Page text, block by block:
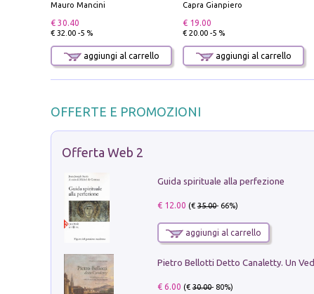
Mauro Mancini
€ 30.40
€ 32.00 -5 %
aggiungi al carrello
Capra Gianpiero
€ 19.00
€ 20.00 -5 %
aggiungi al carrello
OFFERTE E PROMOZIONI
Offerta Web 2
Guida spirituale alla perfezione
€ 12.00 (€35.00- 66%)
aggiungi al carrello
€ 6.00 (€30.00- 80%)